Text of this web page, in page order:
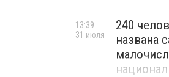
240
названа
13:39
31 июля